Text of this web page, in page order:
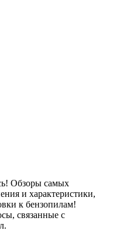
Обзоры самых
и характеристики,
к бензопилам!
связанные с